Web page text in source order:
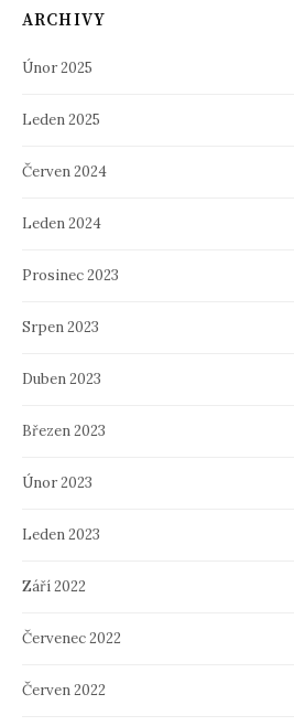
ARCHIVY
Únor 2025
Leden 2025
Červen 2024
Leden 2024
Prosinec 2023
Srpen 2023
Duben 2023
Březen 2023
Únor 2023
Leden 2023
Září 2022
Červenec 2022
Červen 2022